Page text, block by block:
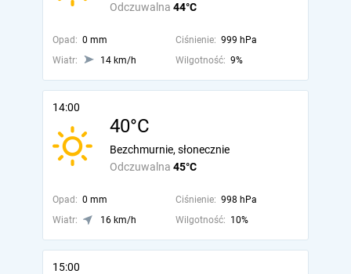
Odczuwalna 44°C
Opad: 0 mm Ciśnienie: 999 hPa
Wiatr:
14 km/h Wilgotność: 9%
14:00
40°C
Odczuwalna 45°C
Bezchmurnie, słonecznie
Opad: 0 mm Ciśnienie: 998 hPa
Wiatr:
16 km/h Wilgotność: 10%
15:00